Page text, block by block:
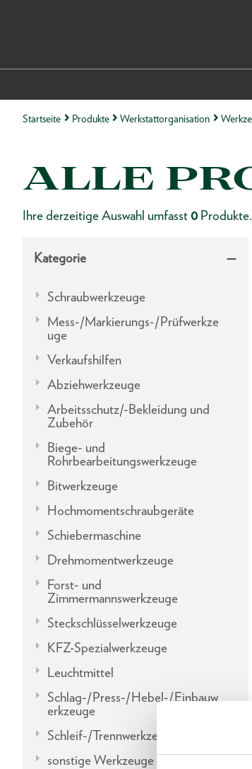
Startseite Produkte Werkstattorganisation
ALLE
Ihre derzeitige Auswahl umfasst 0 Produkte.
Kategorie
Schraubwerkzeuge
Mess-/Markierungs-/Prüfwerkze
uge
Verkaufshilfen
Abziehwerkzeuge
Arbeitsschutz/-Bekleidung und
Zubehör
Biege- und
Rohrbearbeitungswerkzeuge
Bitwerkzeuge
Hochmomentschraubgeräte
Schiebermaschine
Drehmomentwerkzeuge
Forst- und
Zimmermannswerkzeuge
Steckschlüsselwerkzeuge
KFZ-Spezialwerkzeuge
Leuchtmittel
Schlag-/Press-/Hebel-/Einbauw
erkzeuge
Schleif-/Trennwerkzeuge
sonstige Werkzeuge